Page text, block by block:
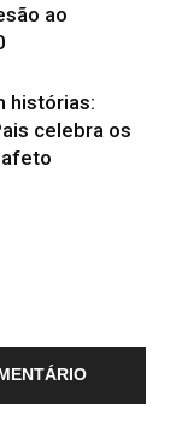
ao
histórias:
celebra os